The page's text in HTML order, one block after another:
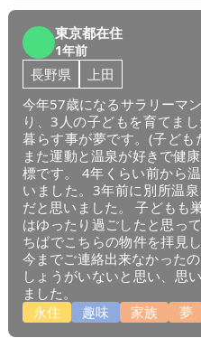
東京都在住
1年前
長野県
上田
今年57歳になるサラリーマ
り、3人の子どもを育てま
暮らす事が夢です。(子ど
また運動と温泉が好きで健
標です。 4年くらい前から
いました。3年前に別所温
だと思いました。 子どもも
はゆったり過ごしたと思っ
ちばでこちらの物件を拝見
今までご連絡出来なかった
しょうがいないと思い、思
ました。
永住
趣味 家族 夢